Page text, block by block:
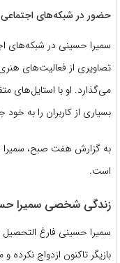
حضور در شبکه‌های اجتماعی
سمیرا حسینی در شبکه‌های
تصاویری از فعالیت‌های
می‌گذارد. او با استایل‌های
بسیاری از کاربران را به
است.
زندگی شخصی سمیرا
سمیرا حسینی فارغ التحصیل
بازیگر تاکنون ازدواج